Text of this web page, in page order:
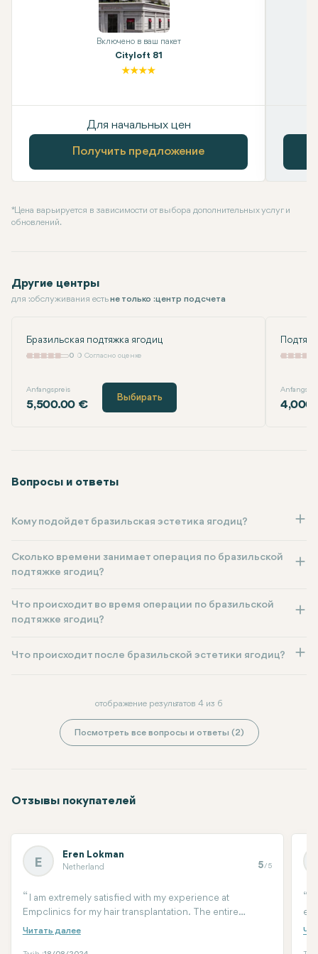
Включено в ваш пакет
Cityloft 81
Для начальных цен
Получить предложение
* Цена варьируется в зависимости от выбора дополнительных услуг и
обновлений.
Другие центры
для :обслуживания естьне только :центр подсчета
Бразильская подтяжка ягодиц
0 0 Согласно оценке
Anfangspreis
5,500.00 €
Выбирать
Вопросы и ответы
Кому подойдет бразильская эстетика ягодиц?
Сколько времени занимает операция по бразильской
подтяжке ягодиц?
Что происходит во время операции по бразильской
подтяжке ягодиц?
Что происходит после бразильской эстетики ягодиц?
отображение результатов 4 из 6
Посмотреть все вопросы и ответы (2)
Отзывы покупателей
E
Eren Lokman
Netherland 5/5
I am extremely satisfied with my experience at
Empclinics for my hair transplantation. The entire
process was professional, and the team made sure I felt
for